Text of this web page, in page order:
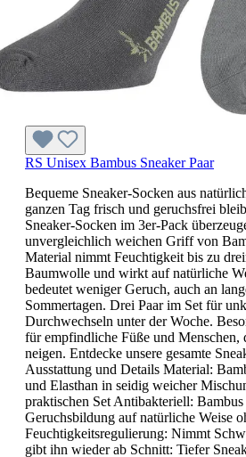
RS Unisex Bambus Sneaker Paar
Bequeme Sneaker-Socken aus
ganzen Tag frisch und geruchsfrei
Sneaker-Socken im 3er-Pack
unvergleichlich weichen Griff von
Material nimmt Feuchtigkeit bis zu
Baumwolle und wirkt auf natürliche
bedeutet weniger Geruch, auch an
Sommertagen. Drei Paar im Set für
Durchwechseln unter der Woche.
für empfindliche Füße und Menschen,
neigen. Entdecke unsere gesamte
Ausstattung und Details Material:
und Elasthan in seidig weicher
praktischen Set Antibakteriell:
Geruchsbildung auf natürliche Weise
Feuchtigkeitsregulierung: Nimmt
gibt ihn wieder ab Schnitt: Tiefer